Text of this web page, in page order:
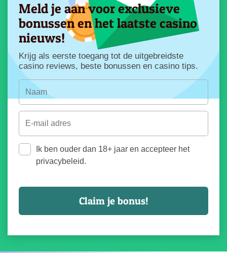
Meld je aan voor exclusieve
bonussen en het laatste casino
nieuws!
Krijg als eerste toegang tot de uitgebreidste
casino reviews, beste bonussen en casino tips.
Ik ben ouder dan 18+ jaar en accepteer het
privacybeleid.